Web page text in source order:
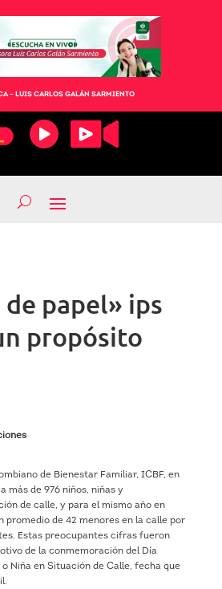
– LUIS CARLOS GALÁN SARMIENTO
papel» ips
propósito
de Bienestar Familiar, ICBF, en
más de 976 niños, niñas y
de calle, y para el mismo año en
promedio de 42 menores en la calle por
Estas preocupantes cifras fueron
de la conmemoración del Día
Niña en Situación de Calle, fecha que